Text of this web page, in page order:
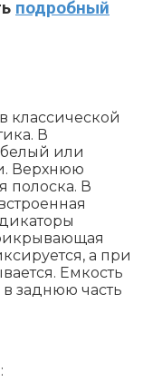
подробный
классической
В
белый или
Верхнюю
полоска. В
а при
Емкость
заднюю часть